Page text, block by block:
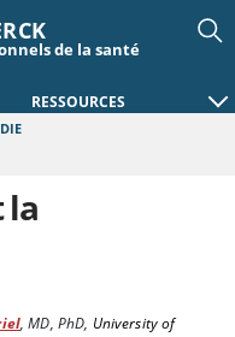
de la santé
RESSOURCES
la
,MD, PhD, University of